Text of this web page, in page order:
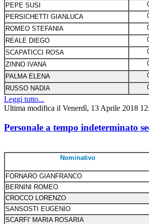
PEPE SUSI
PERSICHETTI GIANLUCA
ROMEO STEFANIA
REALE DIEGO
SCAPATICCI ROSA
ZINNO IVANA
PALMA ELENA
RUSSO NADIA
Leggi tutto...
Ultima modifica il Venerdì, 13 Aprile 2018
Personale a tempo indeterminato
Nominativo
FORNARO GIANFRANCO
BERNINI ROMEO
CROCCO LORENZO
SANSOSTI EUGENIO
SCARFI' MARIA ROSARIA